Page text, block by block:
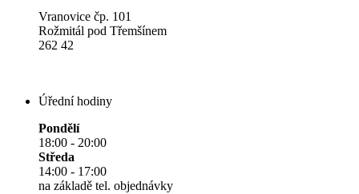
Vranovice čp. 101
Rožmitál pod Třemšínem
262 42
Úřední hodiny
Pondělí
18:00 - 20:00
Středa
14:00 - 17:00
na základě tel. objednávky